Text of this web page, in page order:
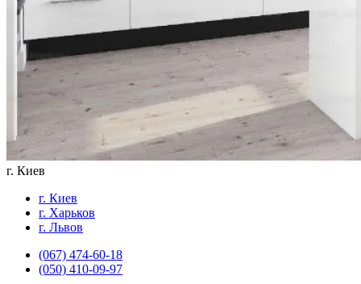
г. Киев
г. Киев
г. Харьков
г. Львов
(067) 474-60-18
(050) 410-09-97